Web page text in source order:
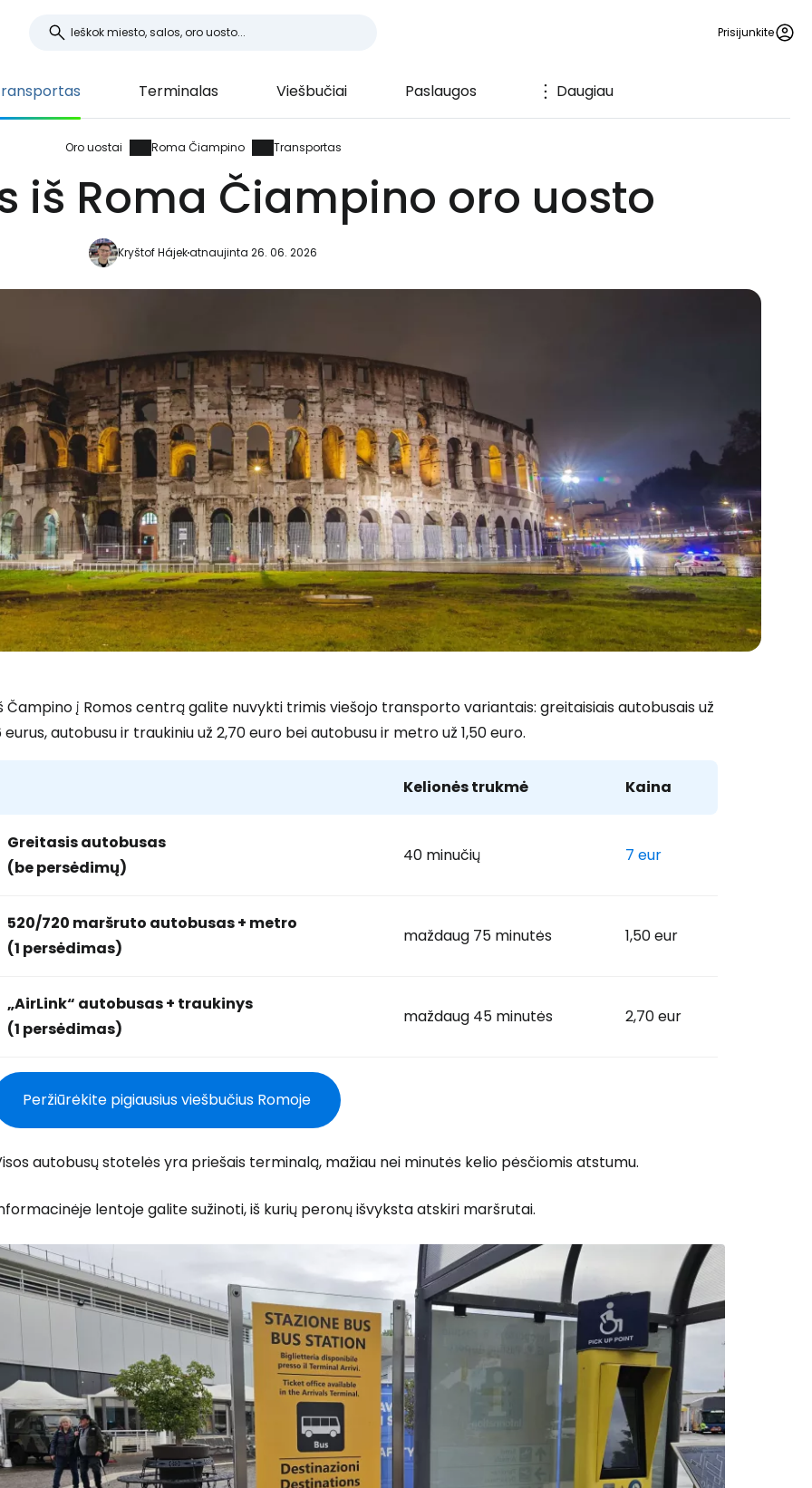
Prisijunkite
Terminalas Viešbučiai Paslaugos Daugiau
Oro uostai Roma Čiampino Transportas
iš Roma Čiampino oro uosto
Kryštof Hájekatnaujinta 26. 06. 2026
Čampino į Romos centrą galite nuvykti trimis viešojo transporto variantais: greitaisiais autobusais už
eurus, autobusu ir traukiniu už 2,70 euro bei autobusu ir metro už 1,50 euro.
Kelionės trukmė Kaina
Greitasis autobusas
(be persėdimų)
40 minučių 7 eur
520/720 maršruto autobusas + metro
(1 persėdimas)
maždaug 75 minutės 1,50 eur
„AirLink“ autobusas + traukinys
(1 persėdimas)
maždaug 45 minutės 2,70 eur
Peržiūrėkite pigiausius viešbučius Romoje
autobusų stotelės yra priešais terminalą, mažiau nei minutės kelio pėsčiomis atstumu.
lentoje galite sužinoti, iš kurių peronų išvyksta atskiri maršrutai.